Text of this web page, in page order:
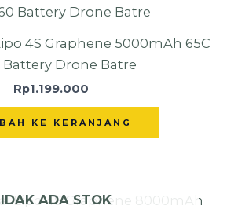
4S Graphene 5000mAh 65C
Battery Drone Batre
Rp1.199.000
KE KERANJANG
ADA STOK